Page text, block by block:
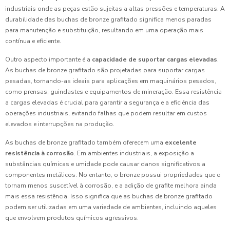
industriais onde as peças estão sujeitas a altas pressões e temperaturas. A
durabilidade das buchas de bronze grafitado significa menos paradas
para manutenção e substituição, resultando em uma operação mais
contínua e eficiente.
Outro aspecto importante é a capacidade de suportar cargas elevadas.
As buchas de bronze grafitado são projetadas para suportar cargas
pesadas, tornando-as ideais para aplicações em maquinários pesados,
como prensas, guindastes e equipamentos de mineração. Essa resistência
a cargas elevadas é crucial para garantir a segurança e a eficiência das
operações industriais, evitando falhas que podem resultar em custos
elevados e interrupções na produção.
As buchas de bronze grafitado também oferecem uma excelente
resistência à corrosão. Em ambientes industriais, a exposição a
substâncias químicas e umidade pode causar danos significativos a
componentes metálicos. No entanto, o bronze possui propriedades que o
tornam menos suscetível à corrosão, e a adição de grafite melhora ainda
mais essa resistência. Isso significa que as buchas de bronze grafitado
podem ser utilizadas em uma variedade de ambientes, incluindo aqueles
que envolvem produtos químicos agressivos.